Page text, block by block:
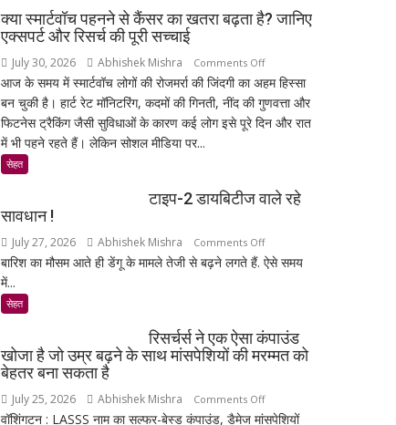
स्टेशन
30%
बढ़ेगी
नहीं
आपका
मोबाइल-
लैपटॉप
2027
होंगे
क्या स्मार्टवॉच पहनने से कैंसर का खतरा बढ़ता है? जानिए
एक्सपर्ट और रिसर्च की पूरी सच्चाई
July 30, 2026 Abhishek Mishra Comments Offon
क्या
स्मार्टवॉच
पहनने
खतरा
है?
जानिए
की
पूरी
आज के समय में स्मार्टवॉच लोगों की रोजमर्रा की जिंदगी का अहम हिस्सा
बन चुकी है। हार्ट रेट मॉनिटरिंग, कदमों की गिनती, नींद की गुणवत्ता और
फिटनेस ट्रैकिंग जैसी सुविधाओं के कारण कई लोग इसे पूरे दिन और रात
में भी पहने रहते हैं। लेकिन सोशल मीडिया पर...
सेहत
टाइप-2 डायबिटीज वाले रहे
सावधान !
July 27, 2026 Abhishek Mishra Comments Offon
टाइप-2
सावधान
!
बारिश का मौसम आते ही डेंगू के मामले तेजी से बढ़ने लगते हैं. ऐसे समय
में...
सेहत
रिसर्चर्स ने एक ऐसा कंपाउंड
खोजा है जो उम्र बढ़ने के साथ मांसपेशियों की मरम्मत को
बेहतर बना सकता है
July 25, 2026 Abhishek Mishra Comments Offon
रिसर्चर्स
वॉशिंगटन : LASSS नाम का सल्फर-बेस्ड कंपाउंड, डैमेज मांसपेशियों